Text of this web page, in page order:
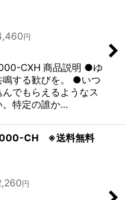
円
CXH 商品説明 ●ゆ
鳴する歓びを。 ●いつ
でもらえるようなス
。特定の誰か…
CH ※送料無料
円